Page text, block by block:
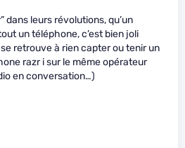
dans leurs révolutions, qu’un
un téléphone, c’est bien joli
retrouve à rien capter ou tenir un
razr i sur le même opérateur
en conversation…)